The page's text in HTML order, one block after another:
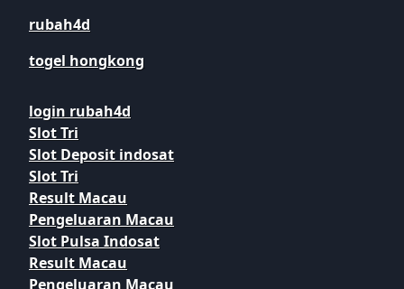
rubah4d
togel hongkong
login rubah4d
Slot Tri
Slot Deposit indosat
Slot Tri
Result Macau
Pengeluaran Macau
Slot Pulsa Indosat
Result Macau
Pengeluaran Macau